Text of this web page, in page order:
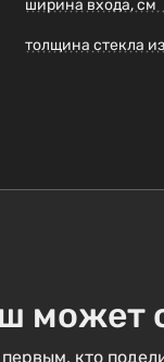
ширина входа, см
толщина стекла
может
кто